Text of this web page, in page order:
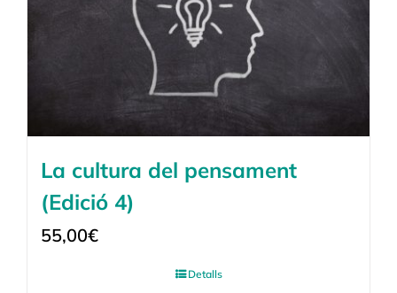
La cultura del pensament
(Edició 4)
55,00€
Detalls